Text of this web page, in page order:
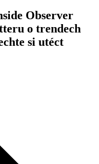
Observer
o trendech
si utéct